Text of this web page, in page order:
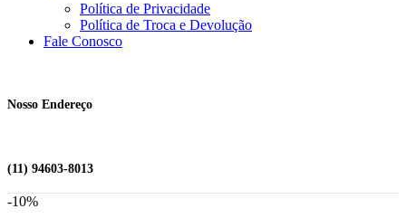
Política de Privacidade
Política de Troca e Devolução
Fale Conosco
Nosso Endereço
(11) 94603-8013
-10%